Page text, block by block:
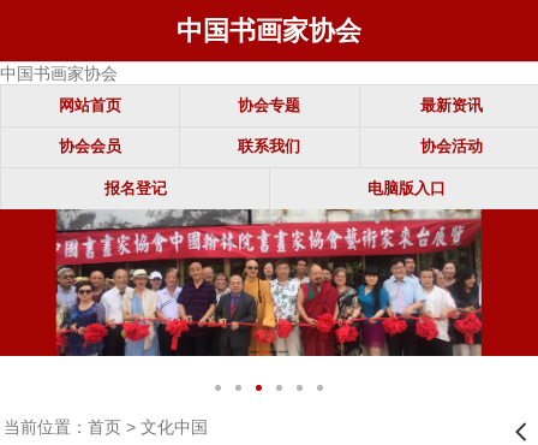
中国书画家协会
中国书画家协会
网站首页 协会专题 最新资讯
协会会员 联系我们 协会活动
报名登记 电脑版入口
当前位置： 首页> 文化中国 󰊒